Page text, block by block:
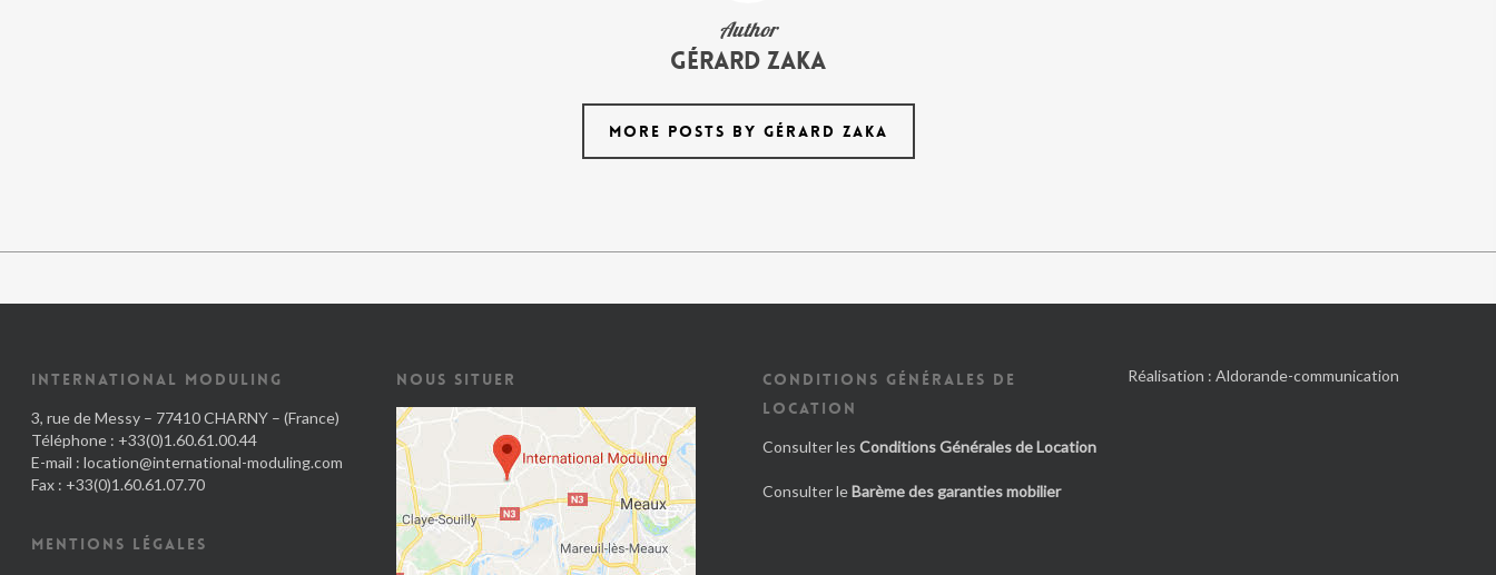
Author
Gérard Zaka
MORE POSTS BY GÉRARD ZAKA
INTERNATIONAL MODULING
3, rue de Messy – 77410 CHARNY – (France)
Téléphone : +33(0)1.60.61.00.44
E-mail : location@international-moduling.com
Fax : +33(0)1.60.61.07.70
MENTIONS LÉGALES
NOUS SITUER
CONDITIONS GÉNÉRALES DE
LOCATION
Consulter les Conditions Générales de Location
Consulter leBarème des garanties mobilier
Réalisation :Aldorande-communication